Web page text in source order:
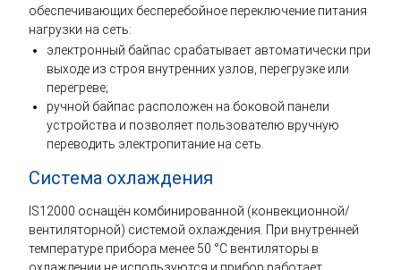
обеспечивающих бесперебойное переключение питания
нагрузки на сеть:
электронный байпас срабатывает автоматически при
выходе из строя внутренних узлов, перегрузке или
перегреве;
ручной байпас расположен на боковой панели
устройства и позволяет пользователю вручную
переводить электропитание на сеть.
Система охлаждения
IS12000 оснащён комбинированной (конвекционной/
вентиляторной) системой охлаждения. При внутренней
температуре прибора менее 50 °C вентиляторы в